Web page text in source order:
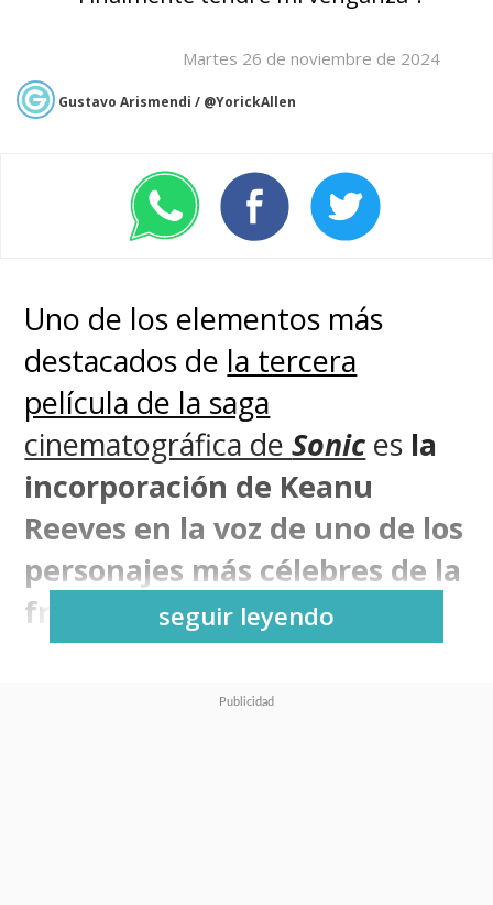
Martes 26 de noviembre de 2024
Gustavo Arismendi / @YorickAllen
Uno de los elementos más
destacados de la tercera
película de la saga
cinematográfica deSonic es la
incorporación de Keanu
Reeves en la voz de uno de los
personajes más célebres de la
franquicia, Shadow.
El último tráiler permitió
seguir leyendo